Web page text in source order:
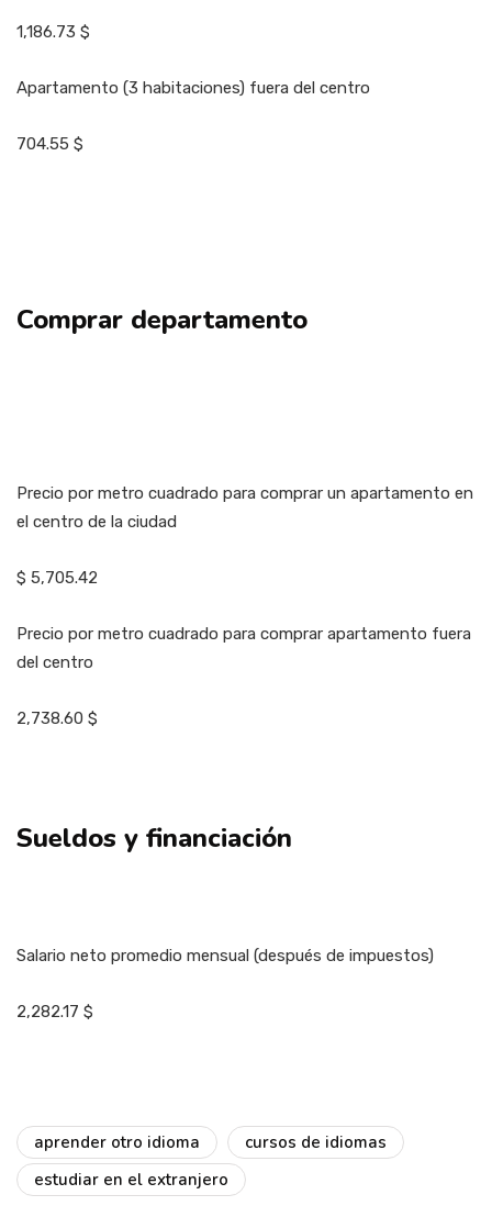
1,186.73 $
Apartamento (3 habitaciones) fuera del centro
704.55 $
Comprar departamento
Precio por metro cuadrado para comprar un apartamento en
el centro de la ciudad
$ 5,705.42
Precio por metro cuadrado para comprar apartamento fuera
del centro
2,738.60 $
Sueldos y financiación
Salario neto promedio mensual (después de impuestos)
2,282.17 $
aprender otro idioma
cursos de idiomas
estudiar en el extranjero